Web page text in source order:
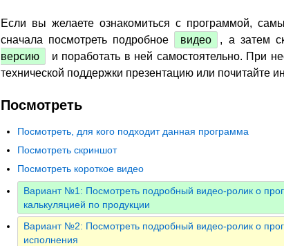
Если вы желаете ознакомиться с программой,
сначала посмотреть подробное
видео , а затем
версию
и поработать в ней самостоятельно. При
технической поддержки презентацию или почитайте
Посмотреть
Посмотреть, для кого подходит данная программа
Посмотреть скриншот
Посмотреть короткое видео
Вариант №1: Посмотреть подробный видео-ролик о
калькуляцией по продукции
Вариант №2: Посмотреть подробный видео-ролик о
исполнения